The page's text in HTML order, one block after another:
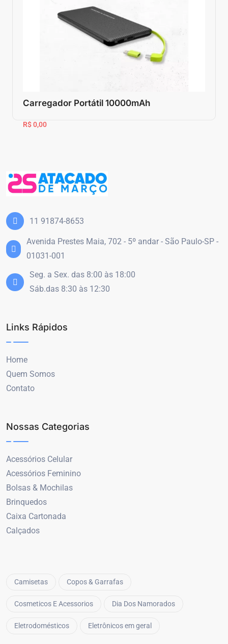
Carregador Portátil 10000mAh
R$ 0,00
11 91874-8653
Avenida Prestes Maia, 702 - 5º andar - São Paulo-SP -
01031-001
Seg. a Sex. das 8:00 às 18:00
Sáb.das 8:30 às 12:30
Links Rápidos
Home
Quem Somos
Contato
Nossas Categorias
Acessórios Celular
Acessórios Feminino
Bolsas & Mochilas
Brinquedos
Caixa Cartonada
Calçados
Camisetas Copos & Garrafas
Cosmeticos E Acessorios Dia Dos Namorados
Eletrodomésticos Eletrônicos em geral